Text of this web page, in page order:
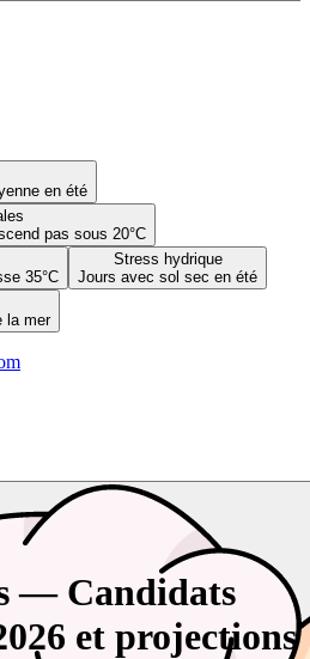
en été
pas sous 20°C
35°C
Stress hydrique
Jours avec sol sec en été
la mer
— Candidats
et projections